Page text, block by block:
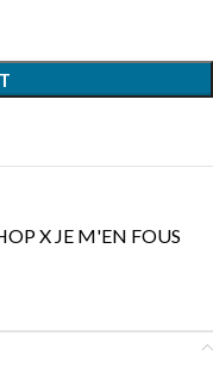
X JE M'EN FOUS